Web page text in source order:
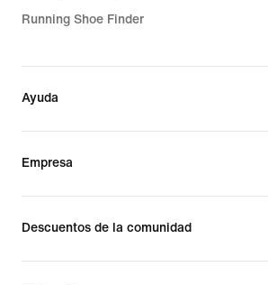
Running Shoe Finder
Ayuda
Empresa
Descuentos de la comunidad